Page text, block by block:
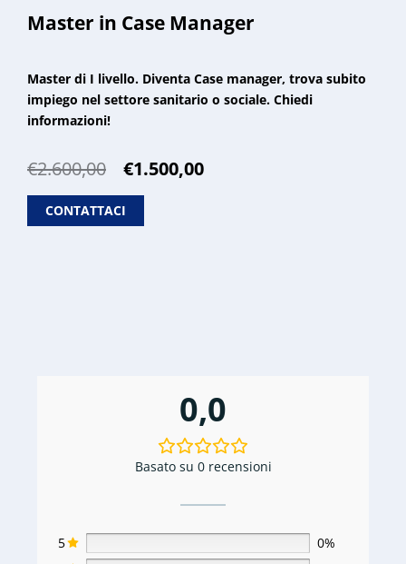
Master in Case Manager
Master di I livello. Diventa Case manager, trova subito
impiego nel settore sanitario o sociale. Chiedi
informazioni!
€2.600,00
Il
originale
era:
€1.500,00Il
CONTATTACI
0,0
Basato su 0 recensioni
5
0%